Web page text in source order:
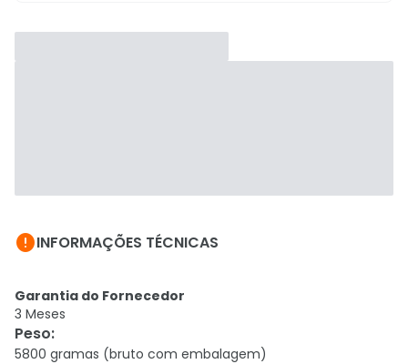
INFORMAÇÕES TÉCNICAS
Garantia do Fornecedor
3 Meses
Peso:
5800 gramas (bruto com embalagem)